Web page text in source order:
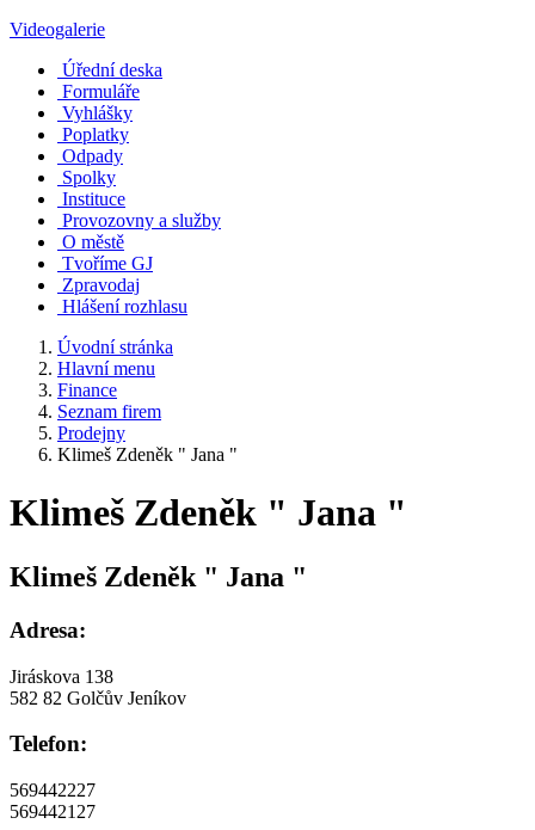
Videogalerie
Úřední deska
Formuláře
Vyhlášky
Poplatky
Odpady
Spolky
Instituce
Provozovny a služby
O městě
Tvoříme GJ
Zpravodaj
Hlášení rozhlasu
Úvodní stránka
Hlavní menu
Finance
Seznam firem
Prodejny
Klimeš Zdeněk " Jana "
Klimeš Zdeněk " Jana "
Klimeš Zdeněk " Jana "
Adresa:
Jiráskova 138
582 82 Golčův Jeníkov
Telefon:
569442227
569442127